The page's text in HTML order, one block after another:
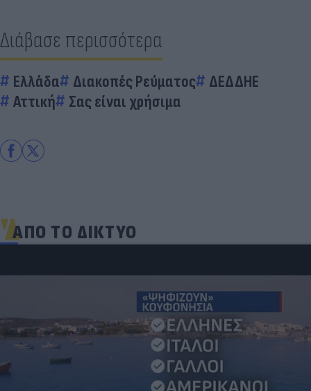
Διάβασε περισσότερα
Ελλάδα Διακοπές Ρεύματος
ΔΕΔΔΗΕ
Αττική
Σας είναι χρήσιμα
ΑΠΟ ΤΟ ΔΙΚΤΥΟ